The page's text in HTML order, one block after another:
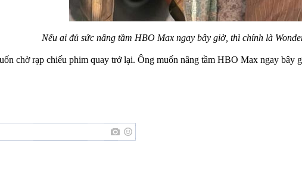
Nếu ai đủ sức nâng tầm HBO Max ngay bây giờ, thì chính là
chờ rạp chiếu phim quay trở lại. Ông muốn nâng tầm HBO Max ngay bây